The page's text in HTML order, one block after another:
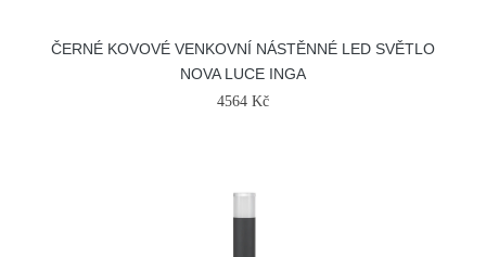
ČERNÉ KOVOVÉ VENKOVNÍ NÁSTĚNNÉ LED SVĚTLO
NOVA LUCE INGA
4564 Kč